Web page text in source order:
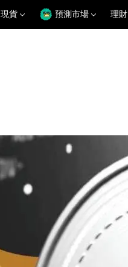
現貨 預測市場 理財